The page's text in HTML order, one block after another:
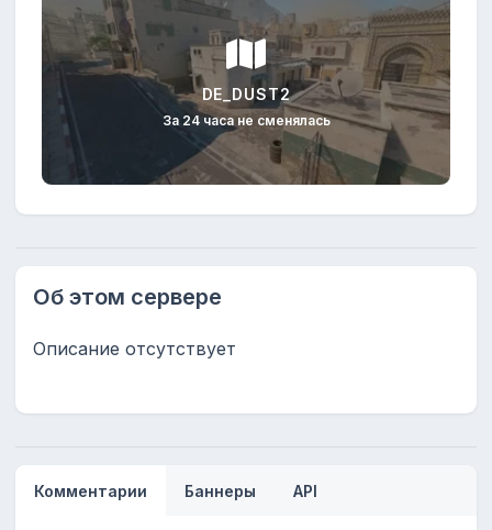
DE_DUST2
За 24 часа не сменялась
Об этом сервере
Описание отсутствует
Комментарии Баннеры API